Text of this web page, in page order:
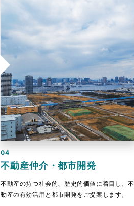
04
不動産仲介・都市開発
不動産の持つ社会的、歴史的価値に着目し、不
動産の有効活用と都市開発をご提案します。